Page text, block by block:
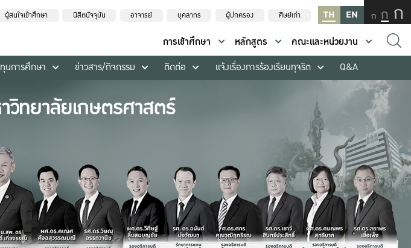
ผู้สนใจเข้าศึกษา นิสิตปัจจุบัน อาจารย์ บุคลากร ผู้ปกครอง ศิษย์เก่า TH EN ก ก ก
การเข้าศึกษา หลักสูตร
คณะและหน่วยงาน
ทุนการศึกษา ข่าวสาร/กิจกรรม ติดต่อ แจ้งเรื่องการร้องเรียนทุจริต Q&A